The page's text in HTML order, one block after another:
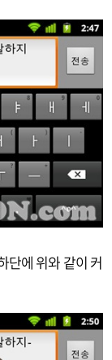
단에 위와 같이 커